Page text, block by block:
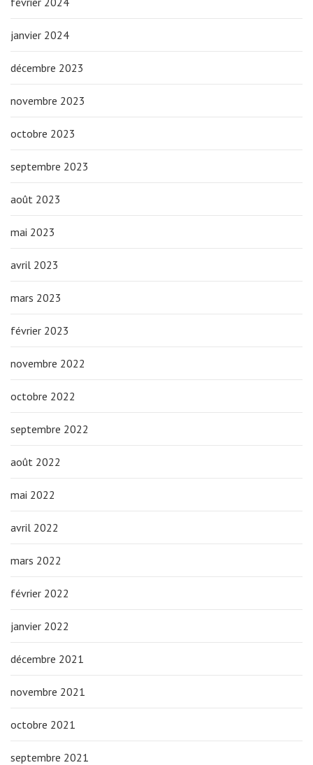
janvier 2024
décembre 2023
novembre 2023
octobre 2023
septembre 2023
août 2023
mai 2023
avril 2023
mars 2023
février 2023
novembre 2022
octobre 2022
septembre 2022
août 2022
mai 2022
avril 2022
mars 2022
février 2022
janvier 2022
décembre 2021
novembre 2021
octobre 2021
septembre 2021